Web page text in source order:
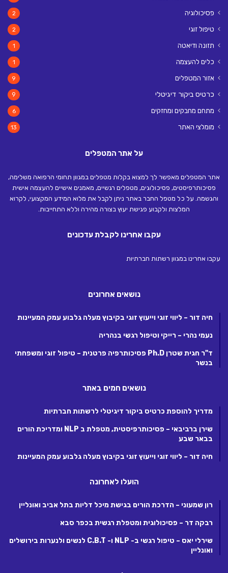
פסיכולוגיה 2
טיפול זוגי 2
תזונה ודיאטה 1
כלים להעצמה 1
אזור המטפלים 9
כרטיס ביקור דיגיטלי 9
מתחם מחבקים ומחזקים 6
מומלצי האתר 13
על אתר המטפלים
אתר המטפלים מאפשר לך למצוא בקלות מטפלים במגוון תחומי הרפואה משלימה,
פסיכותרפיסטים, פסיכולוגים, מטפלים רגשיים, מאמנים אישיים להעצמה אישית
והגשמה. על כל מטפל החבר באתר ניתן לקבל את מלוא המידע המקצועי, לקרוא
המלצות ולקבוע פגישת יעוץ בצורה מהירה וללא התחייבות.
עקבו אחרינו לקבלת עדכונים
עקבו אחרינו במגוון רשתות חברתיות
נושאים אחרונים
חיה דור – ליווי זוגי וייעוץ זוגי בקיבוץ מעלה גלבוע עמק המעיינות
נעמי נהרי – רייקי וטיפול רגשי בנהריה
ד"ר חגית שטרן Ph.D פסיכותרפיה פרטנית – טיפול זוגי ומשפחתי
בנשר
נושאים חמים באתר
מדריך להוספת כרטיס ביקור דיגיטלי לרשתות חברתיות
שירן ברביבאי – פסיכותרפיסטית, מטפלת ב NLP ומדריכת הורים
בבאר שבע
חיה דור – ליווי זוגי וייעוץ זוגי בקיבוץ מעלה גלבוע עמק המעיינות
הועלו לאחרונה
רון שמעוני – הדרכת הורים בגישת מיכל דליות בתל אביב ואונליין
רבקה דר – פסיכולוגית ומטפלת רגשית בכפר סבא
שירלי יאס – טיפול רגשי ב- NLP ו- C.B.T לנשים ולנערות בירושלים
ואונליין